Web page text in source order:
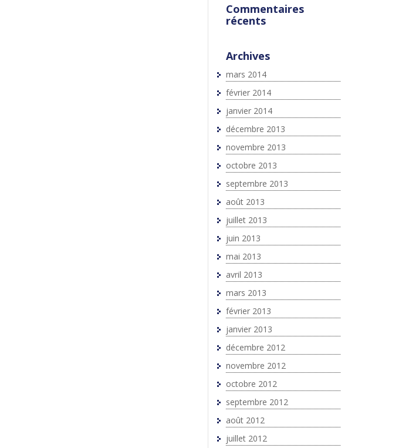
Commentaires
récents
Archives
mars 2014
février 2014
janvier 2014
décembre 2013
novembre 2013
octobre 2013
septembre 2013
août 2013
juillet 2013
juin 2013
mai 2013
avril 2013
mars 2013
février 2013
janvier 2013
décembre 2012
novembre 2012
octobre 2012
septembre 2012
août 2012
juillet 2012